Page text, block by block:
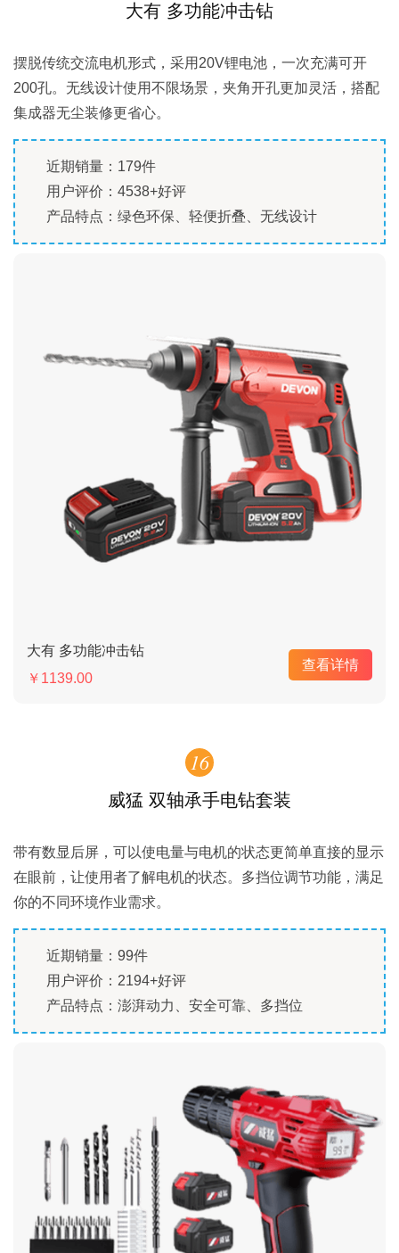
大有 多功能冲击钻
摆脱传统交流电机形式，采用20V锂电池，一次充满可开
200孔。无线设计使用不限场景，夹角开孔更加灵活，搭配
集成器无尘装修更省心。
近期销量：179件
用户评价：4538+好评
产品特点：绿色环保、轻便折叠、无线设计
大有 多功能冲击钻
￥1139.00
查看详情
16
威猛 双轴承手电钻套装
带有数显后屏，可以使电量与电机的状态更简单直接的显示
在眼前，让使用者了解电机的状态。多挡位调节功能，满足
你的不同环境作业需求。
近期销量：99件
用户评价：2194+好评
产品特点：澎湃动力、安全可靠、多挡位